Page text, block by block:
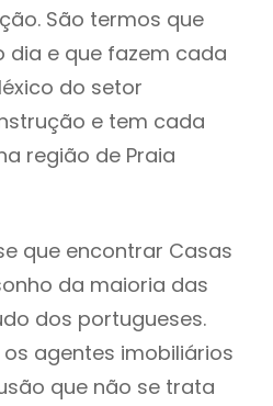
São termos que
dia e que fazem cada
do setor
e tem cada
região de Praia
que encontrar Casas
da maioria das
dos portugueses.
agentes imobiliários
que não se trata